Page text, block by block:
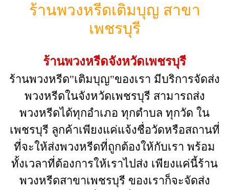
ร้านพวงหรีดเติมบุญ สาขา
เพชรบุรี
ร้านพวงหรีดจังหวัดเพชรบุรี
ร้านพวงหรีด"เติมบุญ"ของเรา มีบริการจัดส่ง
พวงหรีดในจังหวัดเพชรบุรี สามารถส่ง
พวงหรีดได้ทุกอำเภอ ทุกตำบล ทุกวัด ใน
เพชรบุรี ลูกค้าเพียงแค่แจ้งชื่อวัดหรือสถานที่
ที่จะให้ส่งพวงหรีดที่ถูกต้องให้กับเรา พร้อม
ทั้งเวลาที่ต้องการให้เราไปส่ง เพียงแค่นี้ร้าน
พวงหรีดสาขาเพชรบุรี ของเราก็จะจัดส่ง